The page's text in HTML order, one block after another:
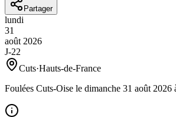
Partager
lundi
31
août 2026
J-22
Cuts·Hauts-de-France
Foulées Cuts-Oise le dimanche 31 août